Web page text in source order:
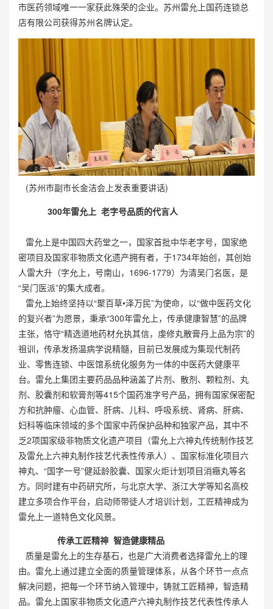
市医药领域唯一一家获此殊荣的企业。苏州雷允上国药连锁总
店有限公司获得苏州名牌认定。
(苏州市副市长金洁会上发表重要讲话)
300年雷允上 老字号品质的代言人
雷允上是中国四大药堂之一，国家首批中华老字号，国家绝
密项目及国家非物质文化遗产拥有者，于1734年始创，其创始
人雷大升（字允上，号南山，1696-1779）为清吴门名医，是
“吴门医派”的集大成者。
雷允上始终坚持以“聚百草•泽万民”为使命，以“做中医药文化
的复兴者”为愿景，秉承“300年雷允上，传承健康智慧”的品牌
主张，恪守“精选道地药材允执其信，虔修丸散膏丹上品为宗”的
祖训，传承发扬温病学说精髓，目前已发展成为集现代制药
业、零售连锁、中医馆系统化服务为一体的中医药大健康平
台。雷允上集团主要药品品种涵盖了片剂、散剂、颗粒剂、丸
剂、胶囊剂和软膏剂等415个国药准字号产品，拥有国家保密配
方和抗肿瘤、心血管、肝病、儿科、呼吸系统、肾病、肝病、
妇科等临床领域的多个国家中药保护品种和独家产品，其中不
乏2项国家级非物质文化遗产项目（雷允上六神丸传统制作技艺
及雷允上六神丸制作技艺代表性传承人）、国家标准化项目六
神丸、“国字一号”健延龄胶囊、国家火炬计划项目消癥丸等名
方。同时建有中药研究所，与北京大学、浙江大学等知名高校
建立多项合作平台，启动师带徒人才培训计划，工匠精神成为
雷允上一道特色文化风景。
传承工匠精神 智造健康精品
质量是雷允上的生存基石，也是广大消费者选择雷允上的理
由。雷允上通过建立全面的质量管理体系，从各个环节一点点
解决问题，把每一个环节纳入管理中，铸就工匠精神，智造精
品。雷允上国家非物质文化遗产六神丸制作技艺代表性传承人